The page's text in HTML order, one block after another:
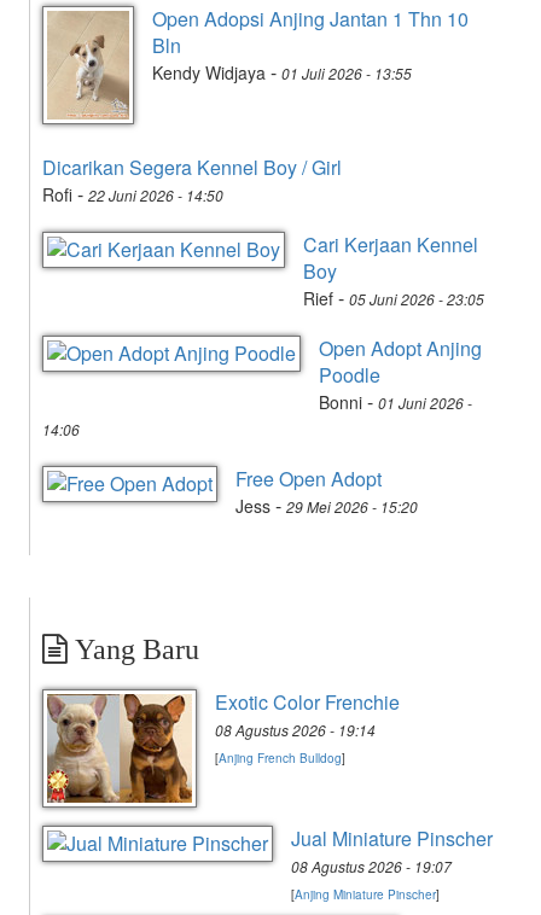
Open Adopsi Anjing Jantan 1 Thn 10
Bln
Kendy Widjaya - 01 Juli 2026 - 13:55
Dicarikan Segera Kennel Boy / Girl
Rofi - 22 Juni 2026 - 14:50
Cari Kerjaan Kennel
Boy
Rief - 05 Juni 2026 - 23:05
Open Adopt Anjing
Poodle
Bonni - 01 Juni 2026 -
14:06
Free Open Adopt
Jess - 29 Mei 2026 - 15:20
Yang Baru
Exotic Color Frenchie
08 Agustus 2026 - 19:14
[Anjing French Bulldog]
Jual Miniature Pinscher
08 Agustus 2026 - 19:07
[Anjing Miniature Pinscher]